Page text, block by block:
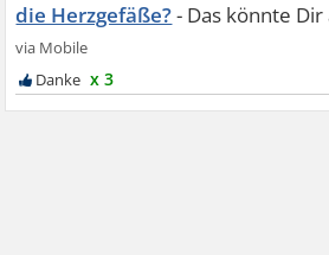
die Herzgefäße?
x 3